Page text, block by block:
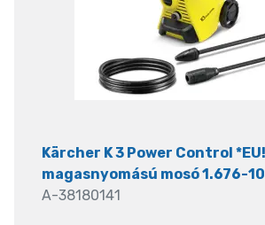
Kärcher K 3 Power Control *EU!
magasnyomású mosó 1.676-
A-38180141